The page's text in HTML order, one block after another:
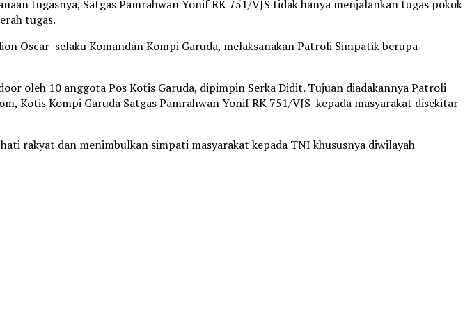
tugasnya, Satgas Pamrahwan Yonif RK 751/VJS tidak hanya menjalankan tugas pokok
tugas.
Oscar selaku Komandan Kompi Garuda, melaksanakan Patroli Simpatik berupa
oleh 10 anggota Pos Kotis Garuda, dipimpin Serka Didit. Tujuan diadakannya Patroli
Kotis Kompi Garuda Satgas Pamrahwan Yonif RK 751/VJS kepada masyarakat disekitar
rakyat dan menimbulkan simpati masyarakat kepada TNI khususnya diwilayah